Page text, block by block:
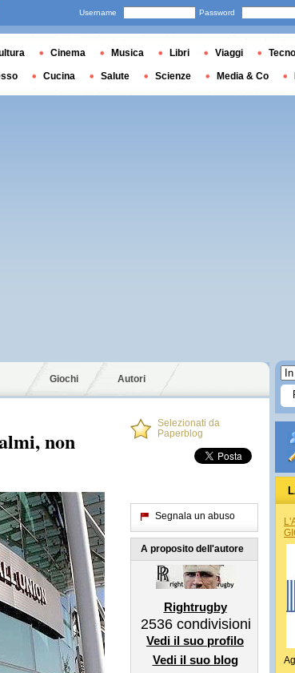
Giochi Autori
non
Selezionati da
Paperblog
Segnala un abuso
A proposito dell'autore
Rightrugby
2536 condivisioni
Vedi il suo profilo
Vedi il suo blog
Username Password
Cinema Musica Libri Viaggi
Cucina Salute Scienze Media & Co